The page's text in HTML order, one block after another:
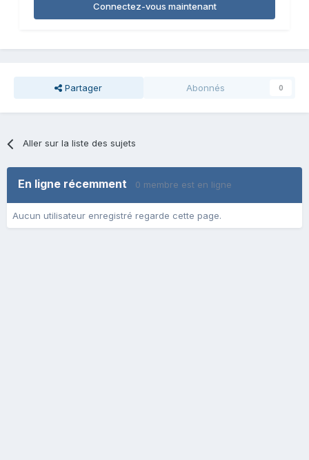
Connectez-vous maintenant
Partager Abonnés 0
Aller sur la liste des sujets
En ligne récemment 0 membre est en ligne
Aucun utilisateur enregistré regarde cette page.